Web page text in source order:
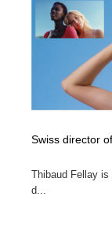
Swiss director
Thibaud Fellay
d...